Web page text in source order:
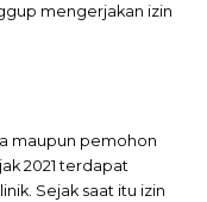
mengerjakan izin
maupun pemohon
2021 terdapat
Sejak saat itu izin